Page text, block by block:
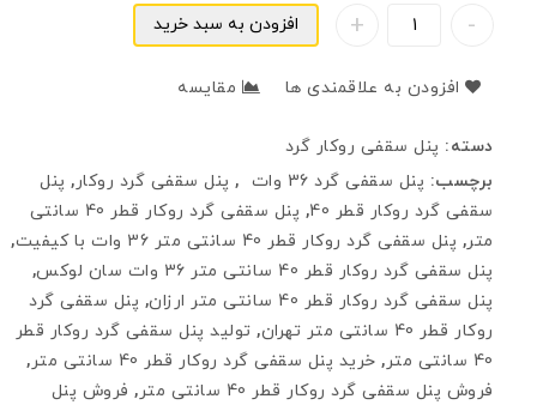
افزودن به سبد خرید
افزودن به علاقمندی ها مقایسه
دسته: پنل سقفی روکار گرد
برچسب: پنل سقفی گرد 36 وات , پنل سقفی گرد روکار, پنل
سقفی گرد روکار قطر 40
,
پنل سقفی گرد روکار قطر 40 سانتی
متر, پنل سقفی گرد روکار قطر 40 سانتی متر 36 وات با کیفیت
,
پنل سقفی گرد روکار قطر 40 سانتی متر 36 وات سان لوکس
,
پنل سقفی گرد روکار قطر 40 سانتی متر ارزان
, پنل سقفی گرد
روکار قطر 40 سانتی متر تهران
, تولید پنل سقفی گرد روکار قطر
40 سانتی متر
, خرید پنل سقفی گرد روکار قطر 40 سانتی متر
,
فروش پنل سقفی گرد روکار قطر 40 سانتی متر
, فروش پنل